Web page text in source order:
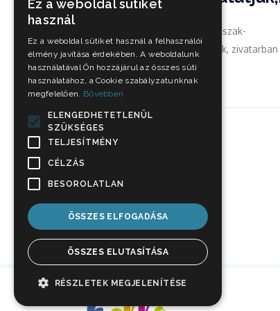
A déli, délkeleti szél az Észak-
Dunántúlon megerősödik, zivatarban
viharossá...
Ez a weboldal sütiket
használ
Ez a weboldal sütiket használ a felhasználói
élmény javítása érdekében. A weboldalunk
használatával Ön hozzájárul az összes süti
használatához, a Cookie szabályzatunknak
megfelelően. Bővebben
ELENGEDHETETLENÜL
SZÜKSÉGES
TELJESÍTMÉNY
CÉLZÁS
BESOROLATLAN
ÖSSZES ELFOGADÁSA
ÖSSZES ELUTASÍTÁSA
RÉSZLETEK MEGJELENÍTÉSE